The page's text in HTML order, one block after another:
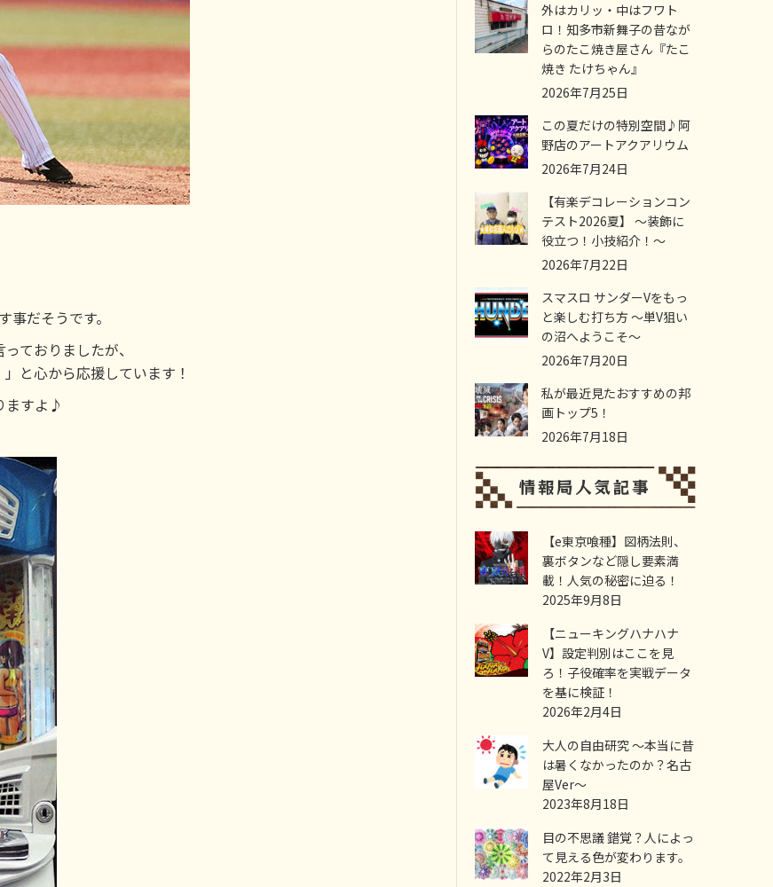
だそうです。
ておりましたが、
と心から応援しています！
ますよ♪
外はカリッ・中はフワト
ロ！知多市新舞子の昔なが
らのたこ焼き屋さん『たこ
焼き たけちゃん』
2026年7月25日
この夏だけの特別空間♪阿
野店のアートアクアリウム
2026年7月24日
【有楽デコレーションコン
テスト2026夏】 ～装飾に
役立つ！小技紹介！～
2026年7月22日
スマスロ サンダーVをもっ
と楽しむ打ち方 ～単V狙い
の沼へようこそ～
2026年7月20日
私が最近見たおすすめの邦
画トップ5！
2026年7月18日
【e東京喰種】図柄法則、
裏ボタンなど隠し要素満
載！人気の秘密に迫る！
2025年9月8日
【ニューキングハナハナ
V】設定判別はここを見
ろ！子役確率を実戦データ
を基に検証！
2026年2月4日
大人の自由研究 ～本当に昔
は暑くなかったのか？名古
屋Ver～
2023年8月18日
目の不思議 錯覚？人によっ
て見える色が変わります。
2022年2月3日